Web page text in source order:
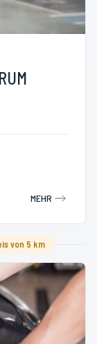
MEHR
von 5 km